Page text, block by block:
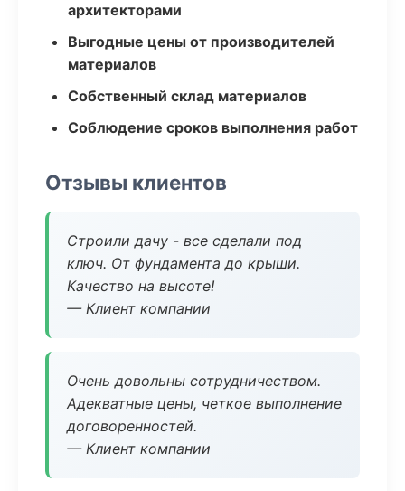
архитекторами
Выгодные цены от производителей
материалов
Собственный склад материалов
Соблюдение сроков выполнения работ
Отзывы клиентов
Строили дачу - все сделали под
ключ. От фундамента до крыши.
Качество на высоте!
— Клиент компании
Очень довольны сотрудничеством.
Адекватные цены, четкое выполнение
договоренностей.
— Клиент компании